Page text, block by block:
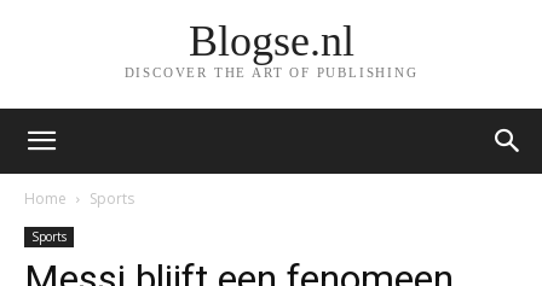
Blogse.nl
DISCOVER THE ART OF PUBLISHING
Home Sports
Sports